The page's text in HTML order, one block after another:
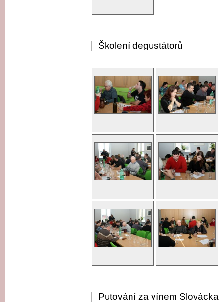
Školení degustátorů
Putování za vínem